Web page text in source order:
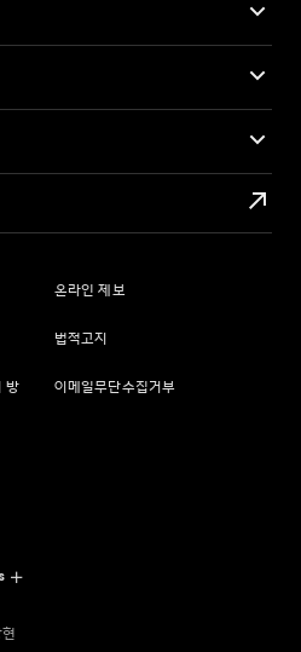
온라인 제보
법적고지
방
이메일무단수집거부